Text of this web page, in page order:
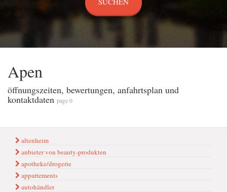
Apen
öffnungszeiten, bewertungen, anfahrtsplan und
kontaktdaten page 0
altenheim
anbieter von beauty-produkten
apotheke/drogerie
appartements
autohändler